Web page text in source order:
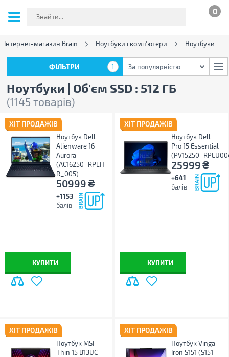
0
Інтернет-магазин Brain Ноутбуки і комп'ютери Ноутбуки
Ноутбуки | Об'єм SSD : 512 ГБ
(1145 товарів)
ФІЛЬТРИ 1 За популярністю
ХІТ ПРОДАЖІВ
Ноутбук Dell
Alienware 16
Aurora
(AC16250_RPLH-
R_005)
50999₴
+1153
балів
КУПИТИ
ХІТ ПРОДАЖІВ
Ноутбук Dell
Pro 15 Essential
25999₴
+641
балів
КУПИТИ
ХІТ ПРОДАЖІВ
Ноутбук MSI
Thin 15 B13UC-
ХІТ ПРОДАЖІВ
Ноутбук Vinga
Iron S151 (S151-
ФІЛЬТРИ 1 За популярністю